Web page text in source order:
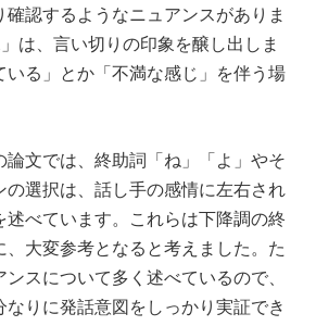
認するようなニュアンスがありま
は、言い切りの印象を醸し出しま
いる」とか「不満な感じ」を伴う場
文では、終助詞「ね」「よ」やそ
の選択は、話し手の感情に左右され
述べています。これらは下降調の終
、大変参考となると考えました。た
スについて多く述べているので、
なりに発話意図をしっかり実証でき